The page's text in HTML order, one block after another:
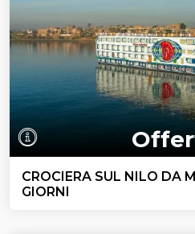
CROCIERA SUL NILO DA
GIORNI